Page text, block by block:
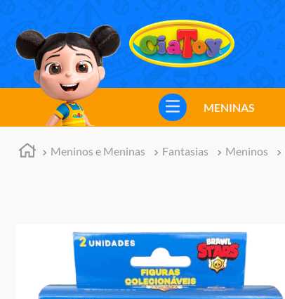
MENINAS
Meninos e Meninas Fantasias Meninos
TERMOS MAIS BUSCADOS
meninos
marvel legends
barbie
jogos